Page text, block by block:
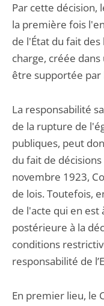
Par cette décision,
la première fois
de l'État du fait
charge, créée
être supportée par
La responsabilité
de la rupture de
publiques, peut
du fait de
novembre 1923,
de lois. Toutefois,
de l'acte qui en est
postérieure à la
conditions
responsabilité de
En premier lieu, le